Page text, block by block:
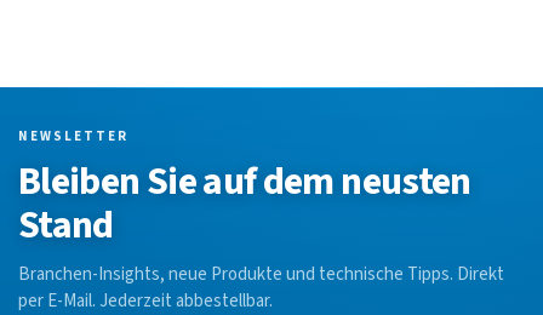
NEWSLETTER
Bleiben Sie auf dem neusten
Stand
Branchen-Insights, neue Produkte und technische Tipps. Direkt
per E-Mail. Jederzeit abbestellbar.